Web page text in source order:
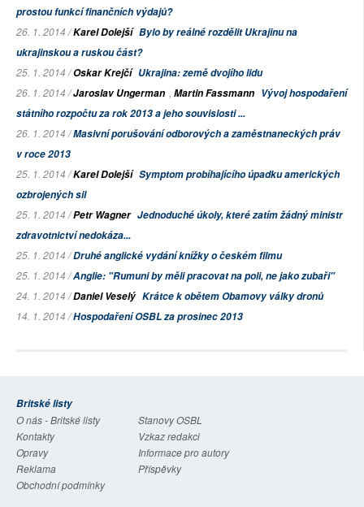
prostou funkcí finančních výdajů?
26. 1. 2014 /Karel Dolejší Bylo by reálné rozdělit Ukrajinu na
ukrajinskou a ruskou část?
25. 1. 2014 /Oskar Krejčí Ukrajina: země dvojího lidu
26. 1. 2014 /Jaroslav Ungerman , Martin Fassmann Vývoj hospodaření
státního rozpočtu za rok 2013 a jeho souvislosti ...
26. 1. 2014 /Masivní porušování odborových a zaměstnaneckých práv
v roce 2013
25. 1. 2014 /Karel Dolejší Symptom probíhajícího úpadku amerických
ozbrojených sil
25. 1. 2014 /Petr Wagner Jednoduché úkoly, které zatím žádný ministr
zdravotnictví nedokáza...
25. 1. 2014 /Druhé anglické vydání knížky o českém filmu
25. 1. 2014 /Anglie: "Rumuni by měli pracovat na poli, ne jako zubaři"
24. 1. 2014 /Daniel Veselý Krátce k obětem Obamovy války dronů
14. 1. 2014 /Hospodaření OSBL za prosinec 2013
Britské listy
O nás - Britské listy
Stanovy OSBL
Kontakty
Vzkaz redakci
Opravy
Informace pro autory
Reklama
Příspěvky
Obchodní podmínky